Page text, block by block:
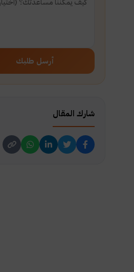
أرسل طلبك
شارك المقال